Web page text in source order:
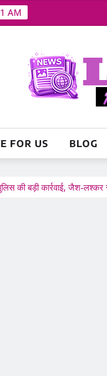
AM
FOR US BLOG
की बड़ी कार्रवाई, जैश-